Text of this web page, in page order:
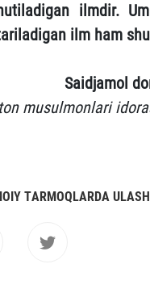
ilmdir.
ilm ham
Saidjamol
musulmonlari
TАRMOQLАRDА